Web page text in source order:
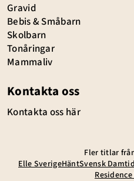
Gravid
Bebis & Småbarn
Skolbarn
Tonåringar
Mammaliv
Kontakta oss
Kontakta oss här
Fler titlar
Elle SverigeHäntSvensk